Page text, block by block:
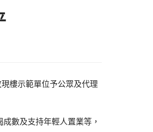
樓示範單位予公眾及代理
數及支持年輕人置業等，